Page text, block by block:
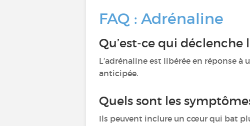
FAQ : Adrénaline
Qu’est-ce qui déclenche
L’adrénaline est libérée en réponse
anticipée.
Quels sont les
Ils peuvent inclure un cœur qui bat